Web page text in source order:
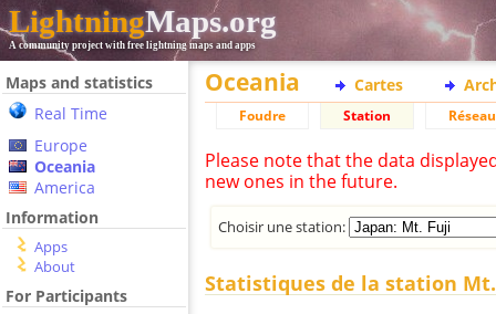
LightningMaps.org
A community project with free lightning maps and apps
Maps and statistics
Real Time
Europe
Oceania
America
Information
Apps
About
For Participants
Oceania Cartes
Foudre Station Réseau
Please note that the data
new ones in the future.
Choisir une station:
Statistiques de la station